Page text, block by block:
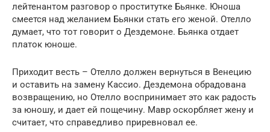
лейтенантом разговор о проститутке Бьянке. Юноша
смеется над желанием Бьянки стать его женой. Отелло
думает, что тот говорит о Дездемоне. Бьянка отдает
платок юноше.
Приходит весть – Отелло должен вернуться в Венецию
и оставить на замену Кассио. Дездемона обрадована
возвращению, но Отелло воспринимает это как радость
за юношу, и дает ей пощечину. Мавр оскорбляет жену и
считает, что справедливо приревновал ее.